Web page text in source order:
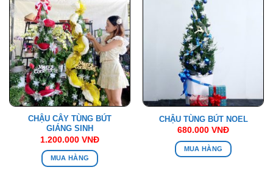
CHẬU CÂY TÙNG BÚT
GIÁNG SINH
1.200.000 VNĐ
MUA HÀNG
CHẬU TÙNG BÚT NOEL
680.000 VNĐ
MUA HÀNG